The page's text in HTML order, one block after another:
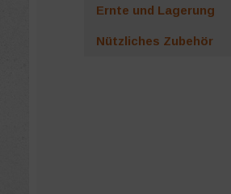
Ernte und Lagerung
Nützliches Zubehör